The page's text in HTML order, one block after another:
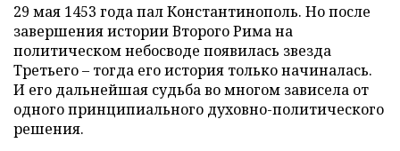
29 мая 1453 года пал Константинополь. Но после
завершения истории Второго Рима на
политическом небосводе появилась звезда
Третьего – тогда его история только начиналась.
И его дальнейшая судьба во многом зависела от
одного принципиального духовно-политического
решения.